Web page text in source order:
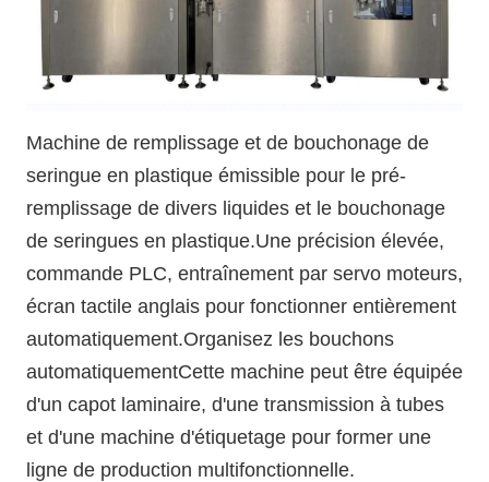
Machine de remplissage et de bouchonage de
seringue en plastique émissible pour le pré-
remplissage de divers liquides et le bouchonage
de seringues en plastique.Une précision élevée,
commande PLC, entraînement par servo moteurs,
écran tactile anglais pour fonctionner entièrement
automatiquement.Organisez les bouchons
automatiquementCette machine peut être équipée
d'un capot laminaire, d'une transmission à tubes
et d'une machine d'étiquetage pour former une
ligne de production multifonctionnelle.